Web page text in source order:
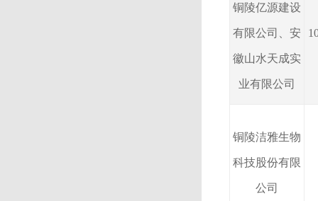
铜陵亿源建设
有限公司、安
徽山水天成实
业有限公司
铜陵洁雅生物
科技股份有限
公司